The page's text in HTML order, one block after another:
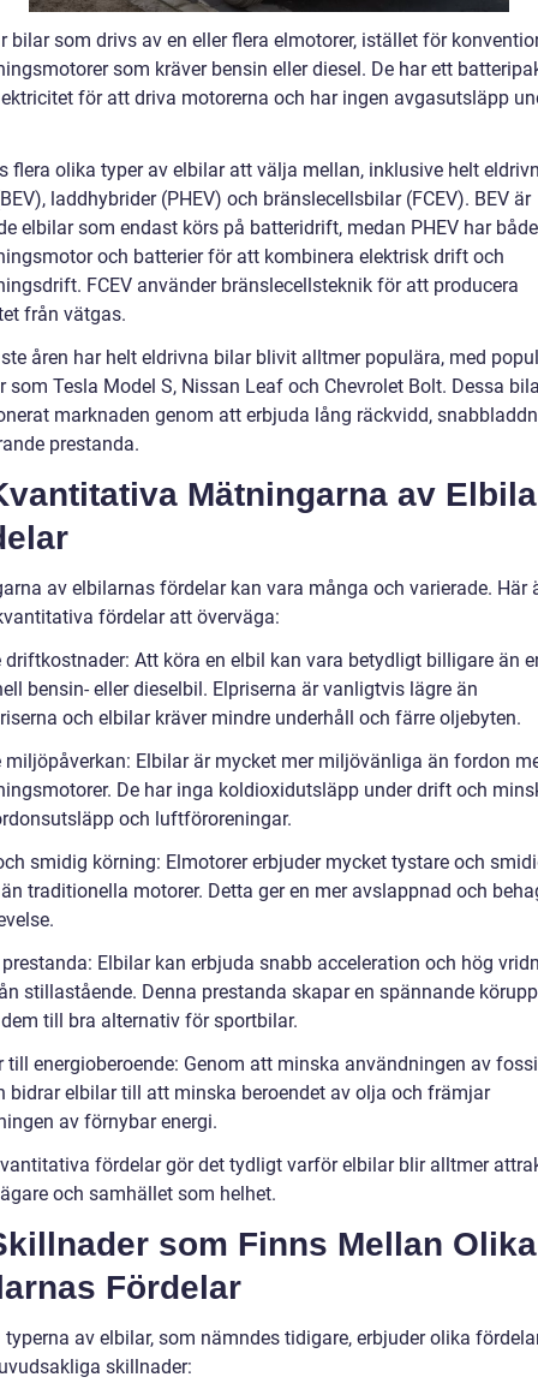
bilar som drivs av en eller flera elmotorer, istället för
som kräver bensin eller diesel. De har ett
för att driva motorerna och har ingen avgasutsläpp
flera olika typer av elbilar att välja mellan, inklusive helt
laddhybrider (PHEV) och bränslecellsbilar (FCEV). BEV är
elbilar som endast körs på batteridrift, medan PHEV har
och batterier för att kombinera elektrisk drift och
FCEV använder bränslecellsteknik för att producera
från vätgas.
åren har helt eldrivna bilar blivit alltmer populära, med
som Tesla Model S, Nissan Leaf och Chevrolet Bolt. Dessa
marknaden genom att erbjuda lång räckvidd,
prestanda.
Mätningarna av
av elbilarnas fördelar kan vara många och varierade. Här
fördelar att överväga:
driftkostnader: Att köra en elbil kan vara betydligt billigare än
bensin- eller dieselbil. Elpriserna är vanligtvis lägre än
och elbilar kräver mindre underhåll och färre oljebyten.
miljöpåverkan: Elbilar är mycket mer miljövänliga än fordon
De har inga koldioxidutsläpp under drift och
och luftföroreningar.
smidig körning: Elmotorer erbjuder mycket tystare och
traditionella motorer. Detta ger en mer avslappnad och
Elbilar kan erbjuda snabb acceleration och hög
stillastående. Denna prestanda skapar en spännande
till bra alternativ för sportbilar.
till energioberoende: Genom att minska användningen av
bidrar elbilar till att minska beroendet av olja och främjar
av förnybar energi.
fördelar gör det tydligt varför elbilar blir alltmer
och samhället som helhet.
som Finns Mellan Olika
Fördelar
typerna av elbilar, som nämndes tidigare, erbjuder olika
skillnader: